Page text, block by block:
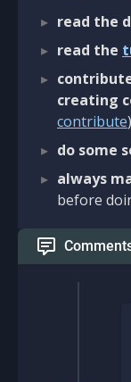
read the
read the
creating
contribute)
do some
always
before